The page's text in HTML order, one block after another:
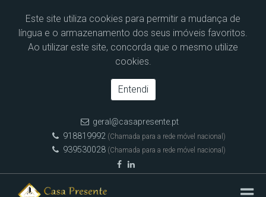
Este site utiliza cookies para permitir a mudança de
língua e o armazenamento dos seus imóveis favoritos.
Ao utilizar este site, concorda que o mesmo utilize
cookies.
Entendi
geral@casapresente.pt
918819992 (Chamada para a rede móvel nacional)
939530028 (Chamada para a rede móvel nacional)